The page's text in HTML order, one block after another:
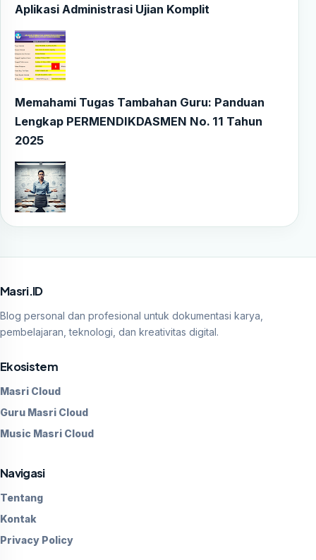
Aplikasi Administrasi Ujian Komplit
Memahami Tugas Tambahan Guru: Panduan
Lengkap PERMENDIKDASMEN No. 11 Tahun
2025
Masri.ID
Blog personal dan profesional untuk dokumentasi karya,
pembelajaran, teknologi, dan kreativitas digital.
Ekosistem
Masri Cloud
Guru Masri Cloud
Music Masri Cloud
Navigasi
Tentang
Kontak
Privacy Policy